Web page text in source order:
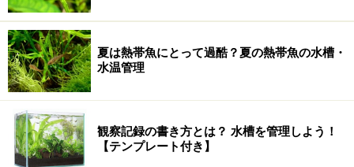
夏は熱帯魚にとって過酷？夏の熱帯魚の水槽・
水温管理
観察記録の書き方とは？ 水槽を管理しよう！
【テンプレート付き】